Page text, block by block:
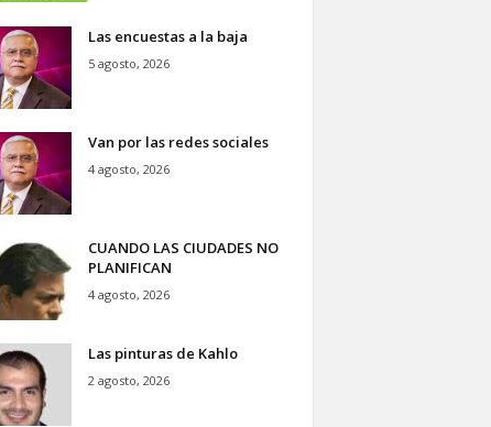
Las encuestas a la baja
5 agosto, 2026
Van por las redes sociales
4 agosto, 2026
CUANDO LAS CIUDADES NO
PLANIFICAN
4 agosto, 2026
Las pinturas de Kahlo
2 agosto, 2026